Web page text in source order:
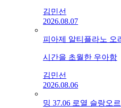
김민선
2026.08.07
피아제 알티플라노 오
시간을 초월한 우아함
김민선
2026.08.06
밍 37.06 로열 슬랑오르